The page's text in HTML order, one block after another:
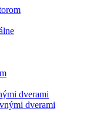
dverami
dverami